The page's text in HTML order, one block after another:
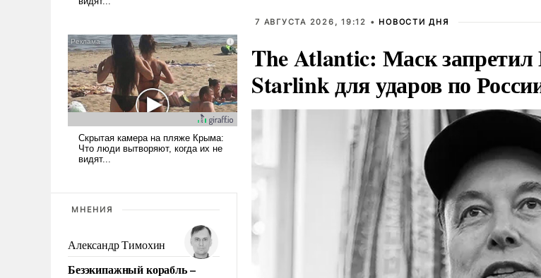
МНЕНИЯ
Александр Тимохин
Безэкипажный корабль –
7 АВГУСТА 2026, 19:12 • НОВОСТИ ДНЯ
The Atlantic: Маск запретил
Starlink для ударов по